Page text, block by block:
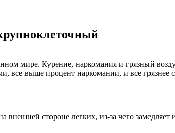
мире. Курение, наркомания и грязный
все выше процент наркомании, и все грязнее
стороне легких, из-за чего